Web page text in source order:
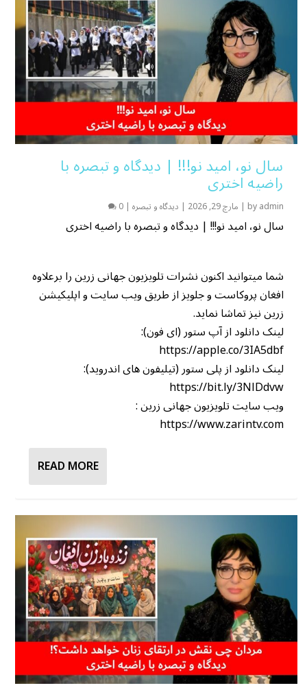
سال نو، امید نو!!! | دیدگاه و تبصره با
راضیه اختری
byadmin
| مارچ 29, 2026 | دیدگاه و تبصره |
0
سال نو، امید نو!!! | دیدگاه و تبصره با راضیه اختری
شما میتوانید اکنون نشرات تلویزیون جهانی زرین را برعلاوه
افغان پروکاست و جلویز از طریق ویب سایت و اپلیکیشن
زرین نیز تماشا نماید.
لینک دانلود از آپ ستور (ای فون):
https://apple.co/3IA5dbf
لینک دانلود از پلی ستور (تیلیفون های اندروید):
https://bit.ly/3NlDdvw
ویب سایت تلویزیون جهانی زرین :
https://www.zarintv.com
READ MORE